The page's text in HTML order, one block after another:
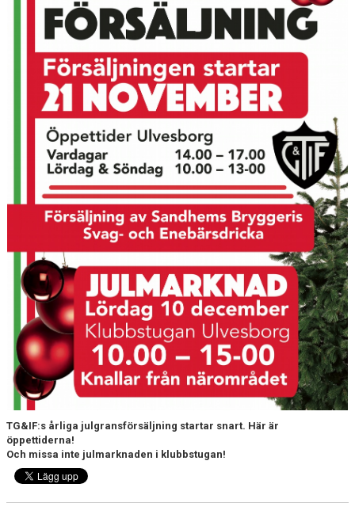
CUPER ARBETSBESKRIVNING
PLANSCHEMA
TG&IF:s årliga julgransförsäljning startar snart. Här är
öppettiderna!
Och missa inte julmarknaden i klubbstugan!